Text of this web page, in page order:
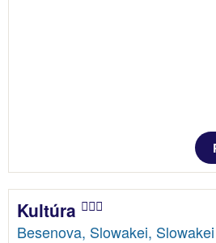
Kultúra
Besenova, Slowakei, Slowakei